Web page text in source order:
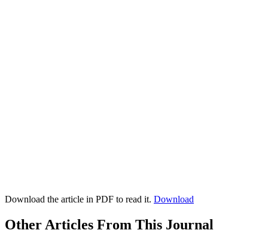
Download the article in PDF to read it. Download
Other Articles From This Journal